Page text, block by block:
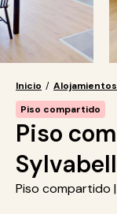
Inicio /
Piso compartido
Piso
Piso compartido